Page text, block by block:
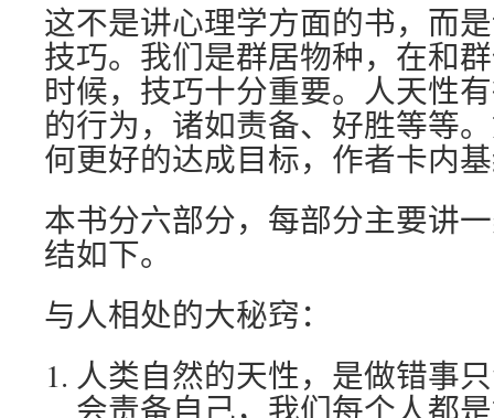
这不是讲心理学方面的书，而
技巧。我们是群居物种，在和
时候，技巧十分重要。人天性
的行为，诸如责备、好胜等等
何更好的达成目标，作者卡内
本书分六部分，每部分主要讲
结如下。
与人相处的大秘窍：
人类自然的天性，是做错事
会责备自己，我们每个人都